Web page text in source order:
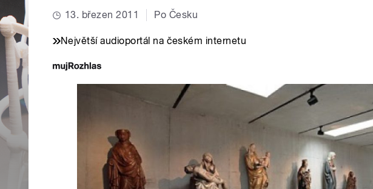
13. březen 2011 Po Česku
Největší audioportál na českém internetu